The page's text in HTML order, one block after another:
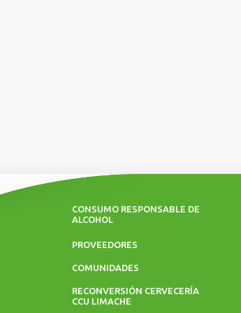
CONSUMO RESPONSABLE DE
ALCOHOL
PROVEEDORES
COMUNIDADES
RECONVERSIÓN CERVECERÍA
CCU LIMACHE